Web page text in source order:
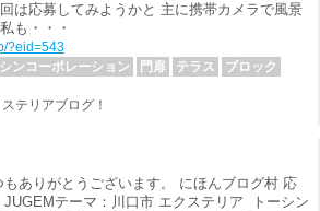
は応募してみようかと 主に携帯カメラで風景
も・・・
?eid=543
シンコーポレーション 門扉 テラス
ブロック
テリアブログ！
もありがとうございます。 にほんブログ村 応
テーマ：川口市 エクステリア トーシン